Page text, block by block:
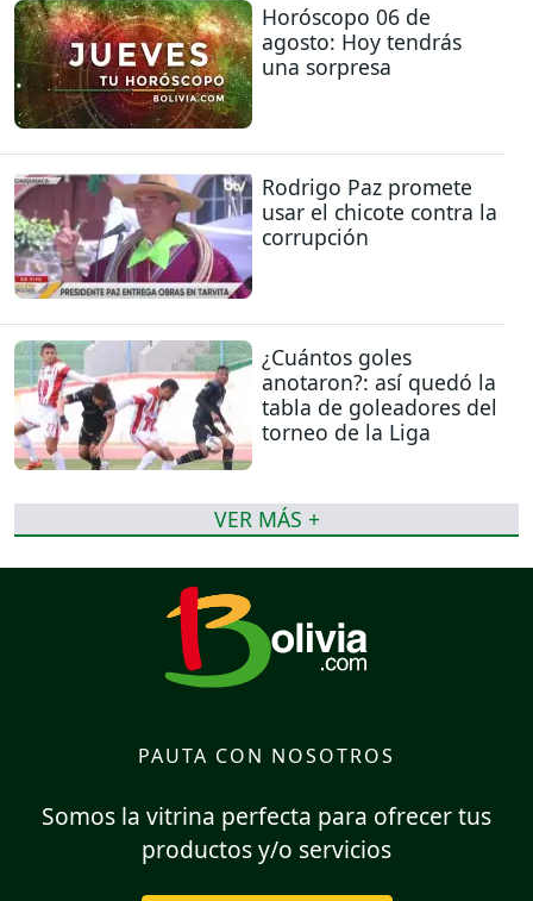
Horóscopo 06 de
agosto: Hoy tendrás
una sorpresa
Rodrigo Paz promete
usar el chicote contra la
corrupción
¿Cuántos goles
anotaron?: así quedó la
tabla de goleadores del
torneo de la Liga
VER MÁS +
PAUTA CON NOSOTROS
Somos la vitrina perfecta para ofrecer tus
productos y/o servicios